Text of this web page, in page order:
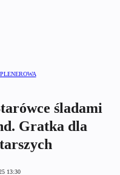
śladami
Gratka dla
13:30